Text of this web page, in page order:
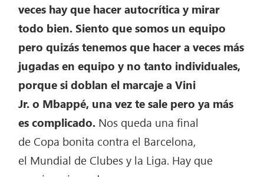
veces hay que hacer autocrítica y mirar
todo bien. Siento que somos un equipo
pero quizás tenemos que hacer a veces más
jugadas en equipo y no tanto individuales,
porque si doblan el marcaje a Vini
Jr. o Mbappé, una vez te sale pero ya más
es complicado. Nos queda una final
de Copa bonita contra el Barcelona,
el Mundial de Clubes y la Liga. Hay que